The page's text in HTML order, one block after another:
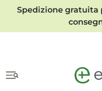
Spedizione gratuita